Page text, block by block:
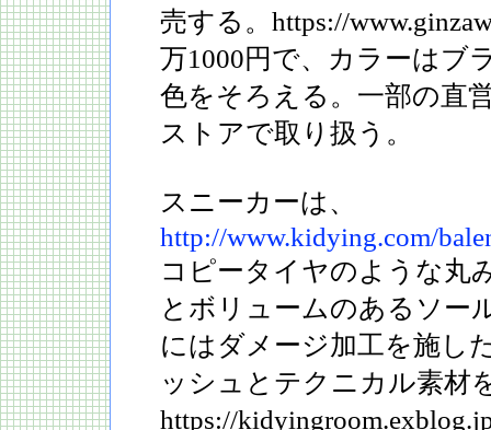
売する。https://
万1000円で、カラーはブ
色をそろえる。一部の直
ストアで取り扱う。
スニーカーは、
http://www.kidying.com/
コピータイヤのような丸
とボリュームのあるソー
にはダメージ加工を施し
ッシュとテクニカル素材
https://